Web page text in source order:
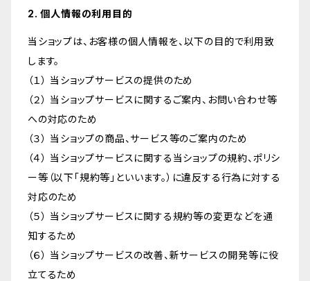
2. 個人情報の利用目的
当ショップは、お客様の個人情報を、以下の目的で利用致
します。
（１） 当ショップサービスの提供のため
（２） 当ショップサービスに関するご案内、お問い合わせ等
への対応のため
（３） 当ショップの商品、サービス等のご案内のため
（４） 当ショップサービスに関する当ショップの規約、ポリシ
ー等（以下「規約等」といいます。）に違反する行為に対する
対応のため
（５） 当ショップサービスに関する規約等の変更などを通
知するため
（６） 当ショップサービスの改善、新サービスの開発等に役
立てるため